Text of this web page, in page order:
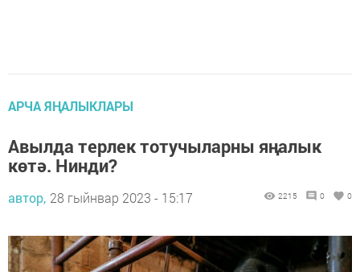
АРЧА ЯҢАЛЫКЛАРЫ
Авылда терлек тотучыларны яңалык
көтә. Нинди?
автор, 28 гыйнвар 2023 - 15:17 2215 0 0